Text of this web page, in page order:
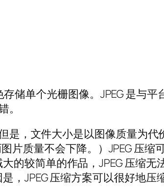
存储单个光栅图像。JPEG 是与
是，文件大小是以图像质量为代
片质量不会下降。）JPEG 压
的较简单的作品，JPEG 压缩
，JPEG 压缩方案可以很好地压